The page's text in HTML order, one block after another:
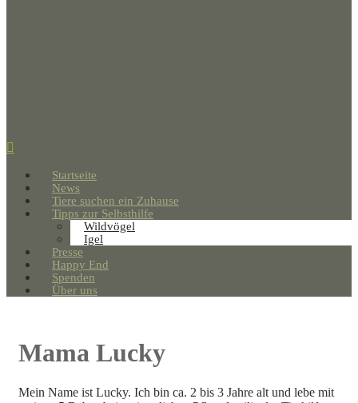
Startseite
News
Tiere suchen ein Zuhause
Tipps zur Selbsthilfe
Wildvögel
Igel
Presse
Happy End
Spenden
Über uns
Mama Lucky
Mein Name ist Lucky. Ich bin ca. 2 bis 3 Jahre alt und lebe mit